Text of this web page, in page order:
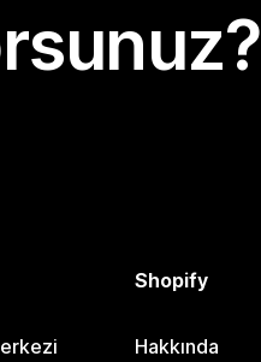
Shopify
Hakkında